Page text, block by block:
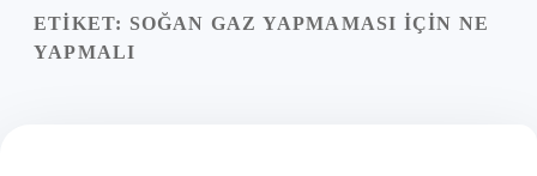
Yasal Uyarı
ETIKET: SOĞAN GAZ YAPMAMASI IÇIN NE
YAPMALI